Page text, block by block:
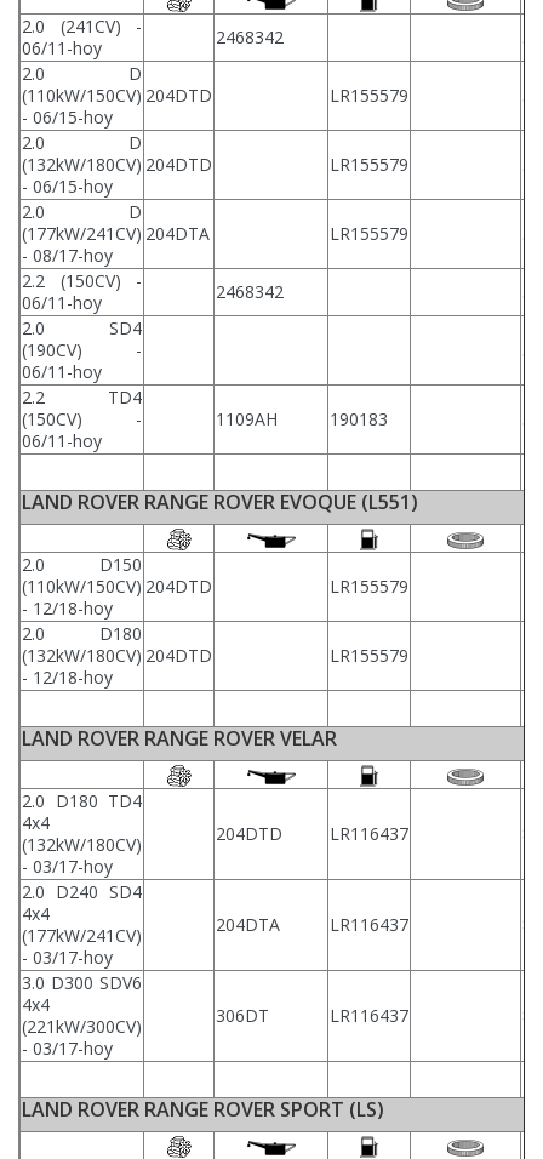
2.0 (241CV) -
06/11-hoy
2468342
2.0 D
(110kW/150CV)
- 06/15-hoy
204DTD LR155579
2.0 D
(132kW/180CV)
- 06/15-hoy
204DTD LR155579
2.0 D
(177kW/241CV)
- 08/17-hoy
204DTA LR155579
2.2 (150CV) -
06/11-hoy
2468342
2.0 SD4
(190CV) -
06/11-hoy
2.2 TD4
(150CV) -
06/11-hoy
1109AH 190183
LAND ROVER RANGE ROVER EVOQUE (L551)
2.0 D150
(110kW/150CV)
- 12/18-hoy
204DTD LR155579
2.0 D180
(132kW/180CV)
- 12/18-hoy
204DTD LR155579
LAND ROVER RANGE ROVER VELAR
2.0 D180 TD4
4x4
(132kW/180CV)
- 03/17-hoy
204DTD LR116437
2.0 D240 SD4
4x4
(177kW/241CV)
- 03/17-hoy
204DTA LR116437
3.0 D300 SDV6
4x4
(221kW/300CV)
- 03/17-hoy
306DT LR116437
LAND ROVER RANGE ROVER SPORT (LS)